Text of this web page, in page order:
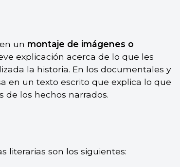
un montaje de imágenes o
explicación acerca de lo que les
la historia. En los documentales y
en un texto escrito que explica lo que
de los hechos narrados.
literarias son los siguientes: